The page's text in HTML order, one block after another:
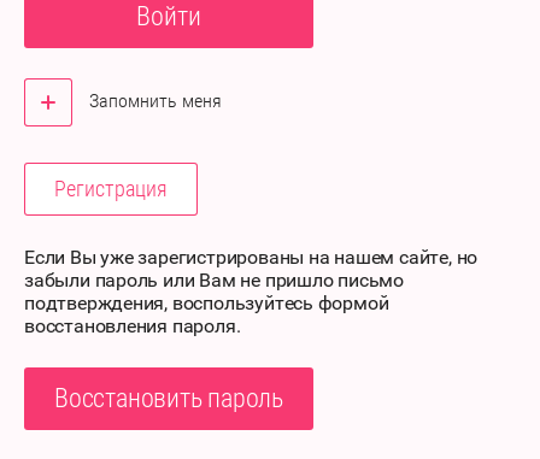
Войти
Запомнить меня
Регистрация
Если Вы уже зарегистрированы на нашем сайте, но
забыли пароль или Вам не пришло письмо
подтверждения, воспользуйтесь формой
восстановления пароля.
Восстановить пароль